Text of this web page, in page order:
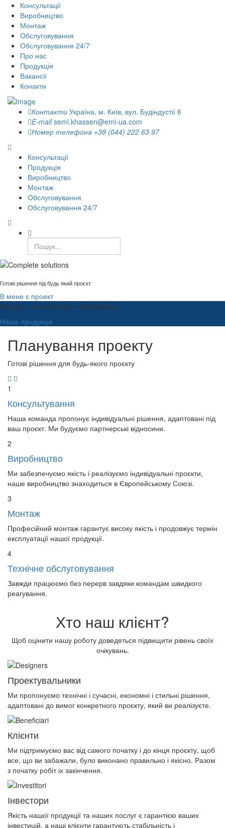
Консультації
Виробництво
Монтаж
Обслуговування
Обслуговування 24/7
Про нас
Продукція
Вакансії
Конакти
Контакти Україна, м. Київ, вул. Будіндустії 6
E-mailsemi.khassen@emi-ua.com
Номер телефона +38 (044) 222 63 97
Консультації
Продукція
Виробництво
Монтаж
Обслуговування
Обслуговування 24/7
Готові рішення під будь який проєкт
В мене є проект
Фахівці з промислового обладнання.
Наша продукція
Планування проекту
Готові рішення для будь-якого проєкту
1
Консультування
Наша команда пропонує індивідуальні рішення, адаптовані під
ваш проєкт. Ми будуємо партнерські відносини.
2
Виробництво
Ми забезпечуємо якість і реалізуємо індивідуальні проєкти,
наше виробництво знаходиться в Європейському Союзі.
3
Монтаж
Професійний монтаж гарантує високу якість і продовжує термін
експлуатації нашої продукції.
4
Технічне обслуговування
Завжди працюємо без перерв завдяки командам швидкого
реагування.
Хто наш клієнт?
Щоб оцінити нашу роботу доведеться підвищити рівень своїх
очікувань.
Проектувальники
Ми пропонуємо технічні і сучасні, економні і стильні рішення,
адаптовані до вимог конкретного проєкту, який ви реалізуєте.
Клієнти
Ми підтримуємо вас від самого початку і до кінця проєкту, щоб
все, що ви забажали, було виконано правильно і якісно. Разом
з початку робіт іх закінчення.
Інвестори
Якість нашої продукції та наших послуг є гарантією ваших
інвестицій, а наші клієнти гарантують стабільність і